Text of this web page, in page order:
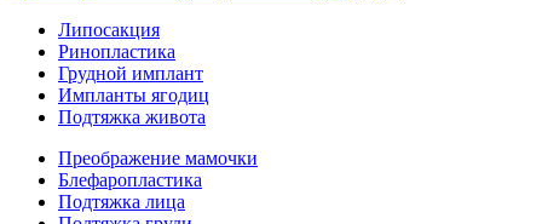
Липосакция
Ринопластика
Грудной имплант
Импланты ягодиц
Подтяжка живота
Преображение мамочки
Блефаропластика
Подтяжка лица